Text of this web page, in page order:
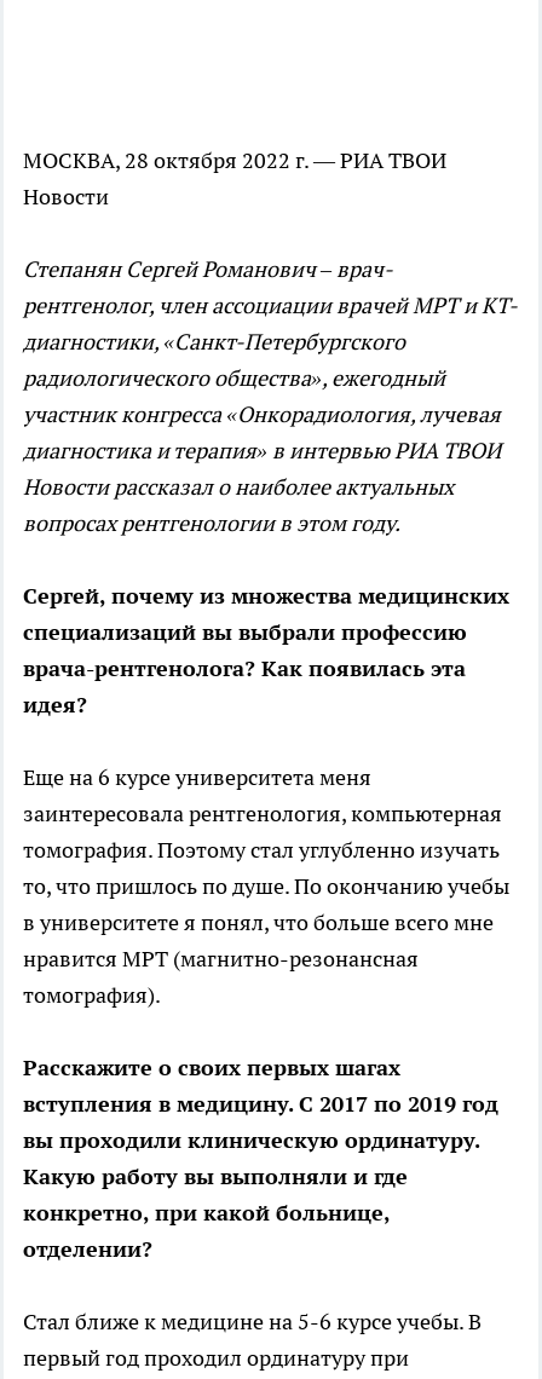
МОСКВА, 28 октября 2022 г. — РИА ТВОИ
Новости
Степанян Сергей Романович – врач-
рентгенолог, член ассоциации врачей МРТ и КТ-
диагностики, «Санкт-Петербургского
радиологического общества», ежегодный
участник конгресса «Онкорадиология, лучевая
диагностика и терапия» в интервью РИА ТВОИ
Новости рассказал о наиболее актуальных
вопросах рентгенологии в этом году.
Сергей, почему из множества медицинских
специализаций вы выбрали профессию
врача-рентгенолога? Как появилась эта
идея?
Еще на 6 курсе университета меня
заинтересовала рентгенология, компьютерная
томография. Поэтому стал углубленно изучать
то, что пришлось по душе. По окончанию учебы
в университете я понял, что больше всего мне
нравится МРТ (магнитно-резонансная
томография).
Расскажите о своих первых шагах
вступления в медицину. С 2017 по 2019 год
вы проходили клиническую ординатуру.
Какую работу вы выполняли и где
конкретно, при какой больнице,
отделении?
Стал ближе к медицине на 5-6 курсе учебы. В
первый год проходил ординатуру при